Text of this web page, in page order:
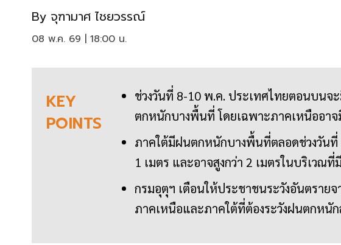
By จุฑามาศ ไชยวรรณ์
08 พ.ค. 69 | 18:00 น.
KEY
POINTS
ช่วงวันที่ 8-10 พ.ค. ประเทศไทยตอนบนจ
ตกหนักบางพื้นที่ โดยเฉพาะภาคเหนืออา
ภาคใต้มีฝนตกหนักบางพื้นที่ตลอดช่วงวัน
1 เมตร และอาจสูงกว่า 2 เมตรในบริเวณ
กรมอุตุฯ เตือนให้ประชาชนระวังอันตราย
ภาคเหนือและภาคใต้ที่ต้องระวังฝนตกหนั